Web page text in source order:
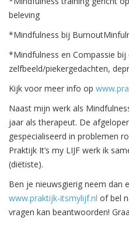
beleving
*Mindfulness bij
*Mindfulness en Compassie bij
zelfbeeld/piekergedachten,
Kijk voor meer info op
Naast mijn werk als
jaar als therapeut. De
gespecialiseerd in problemen
Praktijk It’s my LIJF werk ik
(diëtiste).
Ben je nieuwsgierig neem dan
www.praktijk-itsmylijf.nl of bel
vragen kan beantwoorden!